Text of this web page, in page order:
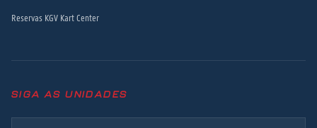
Reservas KGV Kart Center
SIGA AS UNIDADES